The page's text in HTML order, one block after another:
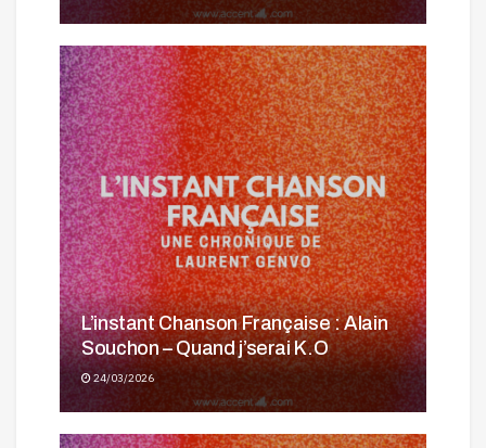
L’instant Chanson Française : Alain
Souchon – Quand j’serai K.O
24/03/2026